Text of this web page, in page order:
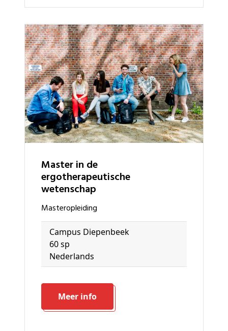
Master in de
ergotherapeutische
wetenschap
masteropleiding
Campus Diepenbeek
60 sp
Nederlands
Meer info